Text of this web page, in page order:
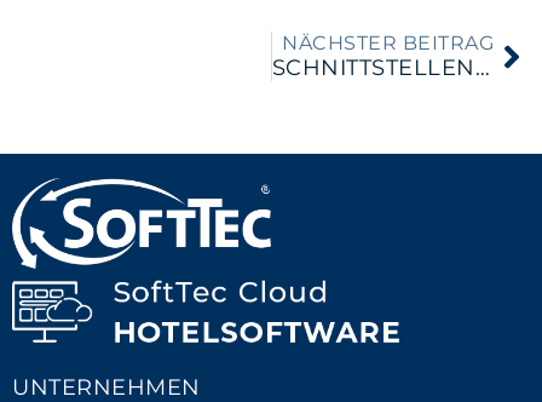
NÄCHSTER BEITRAG
SCHNITTSTELLEN IN DER SOFTTEC CLOUD HOTELSOFTWARE
UNTERNEHMEN